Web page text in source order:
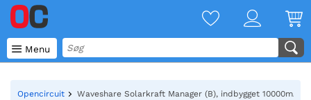
 Menu
Opencircuit Waveshare Solarkraft Manager (B), indbygget